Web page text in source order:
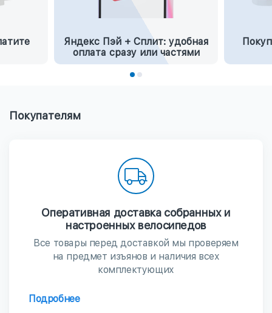
Яндекс Пэй + Сплит: удобная
оплата сразу или частями
Покупателям
Оперативная доставка собранных и
настроенных велосипедов
Все товары перед доставкой мы проверяем
на предмет изъянов и наличия всех
комплектующих
Подробнее